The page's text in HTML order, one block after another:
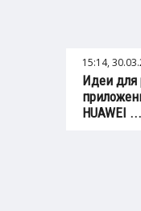
15:14,
Идеи для
HUAWEI ...